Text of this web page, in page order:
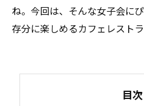
ね。今回は、そんな女子会に
存分に楽しめるカフェレストラ
目次